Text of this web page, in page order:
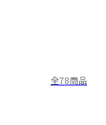
全78商品